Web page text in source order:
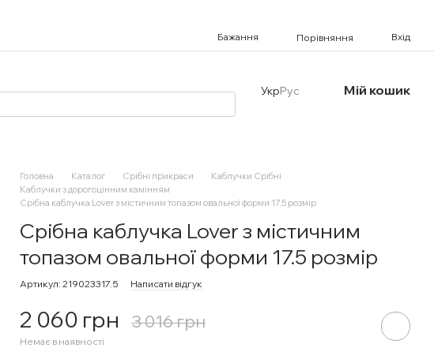
Бажання Порівняння Вхід
УкрРус Мій кошик
Головна Каталог Срібні прикраси
Каблучки Срібні
Каблучки з дорогоцінним камінням
Срібна каблучка Lover з містичним топазом овальної форми 17.5 розмір
Срібна каблучка Lover з містичним
топазом овальної форми 17.5 розмір
Артикул: 219023317.5 Написати відгук
2 060 грн 3 016 грн
Немає в наявності